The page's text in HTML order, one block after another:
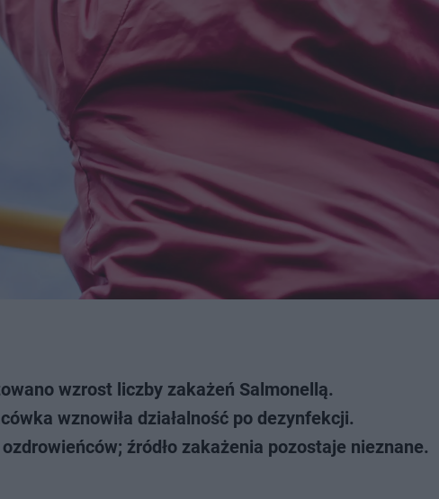
wzrost liczby zakażeń Salmonellą.
wznowiła działalność po dezynfekcji.
źródło zakażenia pozostaje nieznane.